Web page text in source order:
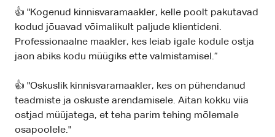
👍 "Kogenud kinnisvaramaakler, kelle poolt pakutavad
kodud jõuavad võimalikult paljude klientideni.
Professionaalne maakler, kes leiab igale kodule ostja
jaon abiks kodu müügiks ette valmistamisel.”
👍 "Oskuslik kinnisvaramaakler, kes on pühendanud
teadmiste ja oskuste arendamisele. Aitan kokku viia
ostjad müüjatega, et teha parim tehing mõlemale
osapoolele."